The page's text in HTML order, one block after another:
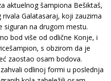
aktuelnog šampiona Bešiktaš,
Galatasaraj, koji zauzima
siguran na drugom mestu.
bod više od odlične Konje, i
s obzirom da je
zaostao osam bodova.
odlinoj formi u poslednja